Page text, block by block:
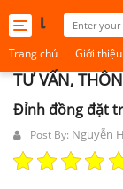
Toggle
navigation
Trang chủ Giới thiệu
TƯ VẤN,
Đỉnh đồng đặt
Post By: Nguyễn